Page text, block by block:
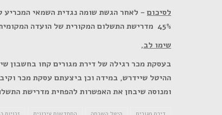
לסיכום – לאחר הגשת שומה נגדית השמאי המכריע
45% מדרישת התשלום המקורית של הועדה המקומית לתכנון ובניה בתל אביב !!!!.
שימו לב,
בעסקת מכר רגילה של דירת מגורים קחו בחשבון
ההיטל שיידרש, במידה וכן ביצעתם עסקת מכר
ומנוסה שיבחן את האפשרות להפחית מדרישת